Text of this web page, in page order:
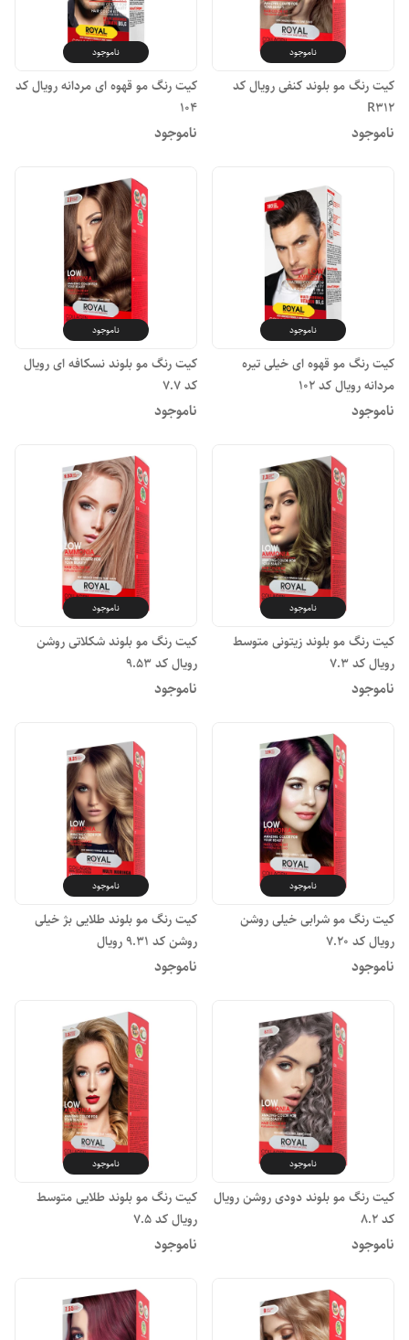
ناموجود
کیت رنگ مو بلوند کنفی رویال کد
R۳۱۲
ناموجود
ناموجود
کیت رنگ مو قهوه ای مردانه رویال کد
۱۰۴
ناموجود
ناموجود
کیت رنگ مو قهوه ای خیلی تیره
مردانه رویال کد ۱۰۲
ناموجود
ناموجود
کیت رنگ مو بلوند نسکافه ای رویال
کد ۷.۷
ناموجود
ناموجود
کیت رنگ مو بلوند زیتونی متوسط
رویال کد ۷.۳
ناموجود
ناموجود
کیت رنگ مو بلوند شکلاتی روشن
رویال کد ۹.۵۳
ناموجود
ناموجود
کیت رنگ مو شرابی خیلی روشن
رویال کد ۷.۲۰
ناموجود
ناموجود
کیت رنگ مو بلوند طلایی بژ خیلی
روشن کد ۹.۳۱ رویال
ناموجود
ناموجود
کیت رنگ مو بلوند دودی روشن رویال
کد ۸.۲
ناموجود
ناموجود
کیت رنگ مو بلوند طلایی متوسط
رویال کد ۷.۵
ناموجود